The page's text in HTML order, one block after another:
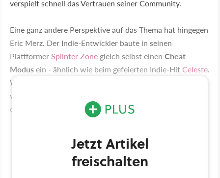
verspielt schnell das Vertrauen seiner Community.
Eine ganz andere Perspektive auf das Thema hat hingegen
Eric Merz. Der Indie-Entwickler baute in seinen
PlattformerSplinter Zone gleich selbst einen Cheat-
Modusein - ähnlich wie beim gefeierten Indie-HitCeleste.
Was er sich dabei gedacht hat und warum das Cheaten
vielleicht doch auch konstruktiv sein kann, erklärt er in
der neuen Folge des »Hinter den Pixeln«-Podcasts.
Jetzt Artikel
freischalten